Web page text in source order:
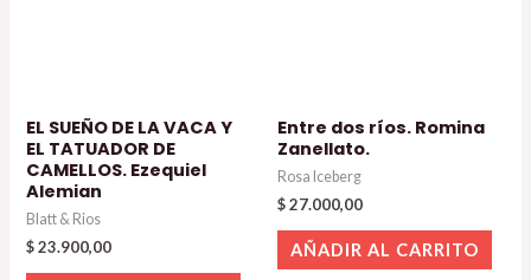
EL SUEÑO DE LA VACA Y
EL TATUADOR DE
CAMELLOS. Ezequiel
Alemian
Blatt & Rios
$23.900,00
Entre dos ríos. Romina
Zanellato.
Rosa Iceberg
$27.000,00
AÑADIR AL CARRITO